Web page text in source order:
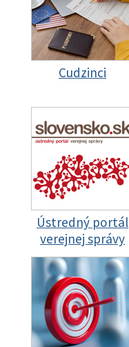
Cudzinci
Ústredný portál
verejnej správy